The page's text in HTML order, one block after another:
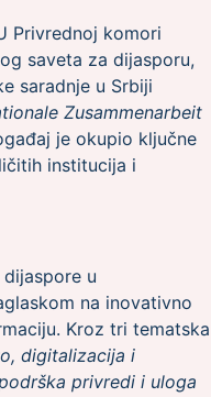
Privrednoj komori
saveta za dijasporu,
saradnje u Srbiji
Zusammenarbeit
je okupio ključne
institucija i
u
na inovativno
Kroz tri tematska
digitalizacija i
privredi i uloga